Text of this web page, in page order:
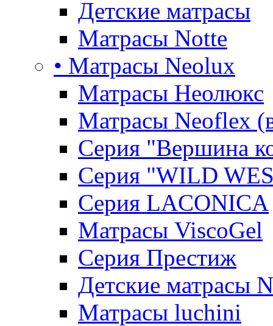
Детские матрасы
Матрасы Notte
• Матрасы Neolux
Матрасы Неолюкс
Матрасы Neoflex
Серия "Вершина
Серия "WILD
Серия LACONICA
Матрасы ViscoGel
Серия Престиж
Детские матрасы
Матрасы luchini